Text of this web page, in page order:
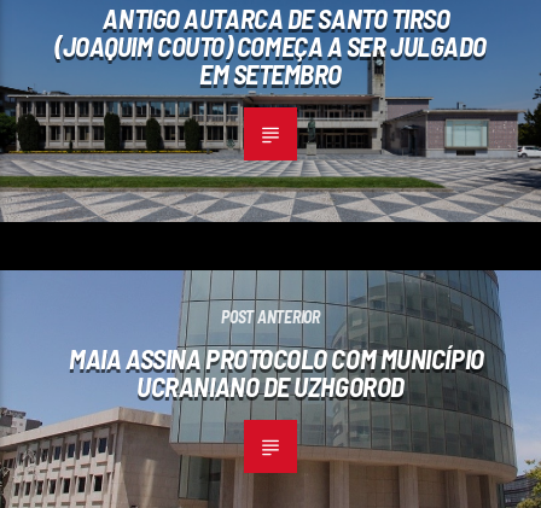
ANTIGO AUTARCA DE SANTO TIRSO
(JOAQUIM COUTO) COMEÇA A SER JULGADO
EM SETEMBRO
POST ANTERIOR
MAIA ASSINA PROTOCOLO COM MUNICÍPIO
UCRANIANO DE UZHGOROD